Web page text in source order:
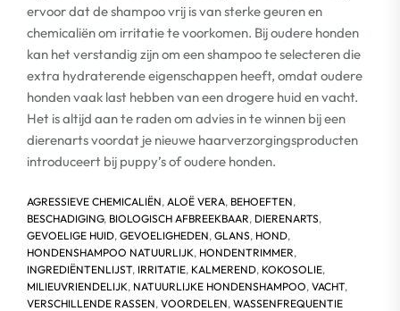
ervoor dat de shampoo vrij is van sterke geuren en
chemicaliën om irritatie te voorkomen. Bij oudere honden
kan het verstandig zijn om een shampoo te selecteren die
extra hydraterende eigenschappen heeft, omdat oudere
honden vaak last hebben van een drogere huid en vacht.
Het is altijd aan te raden om advies in te winnen bij een
dierenarts voordat je nieuwe haarverzorgingsproducten
introduceert bij puppy’s of oudere honden.
AGRESSIEVE CHEMICALIËN, ALOË VERA, BEHOEFTEN,
BESCHADIGING, BIOLOGISCH AFBREEKBAAR, DIERENARTS,
GEVOELIGE HUID, GEVOELIGHEDEN, GLANS, HOND,
HONDENSHAMPOO NATUURLIJK, HONDENTRIMMER,
INGREDIËNTENLIJST, IRRITATIE, KALMEREND, KOKOSOLIE,
MILIEUVRIENDELIJK, NATUURLIJKE HONDENSHAMPOO, VACHT,
VERSCHILLENDE RASSEN, VOORDELEN, WASSENFREQUENTIE